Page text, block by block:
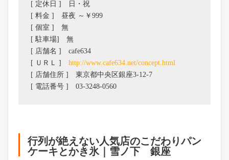
[ 定休日 ] 日・祝
[ 料金 ] 昼夜 ～￥999
[ 個室 ] 無
[ 駐車場] 無
[ 店舗名 ] cafe634
[ ＵＲＬ ] http://www.cafe634.net/concept.html
[ 店舗住所 ] 東京都中央区銀座3-12-7
[ 電話番号 ] 03-3248-0560
行列が絶えない人気店のこだわりパン
ケーキとかき氷｜雪ノ下 銀座